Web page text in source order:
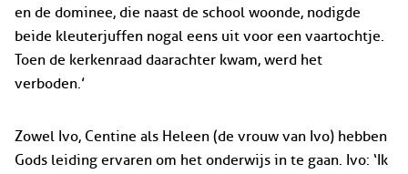
en de dominee, die naast de school woonde, nodigde
beide kleuterjuffen nogal eens uit voor een vaartochtje.
Toen de kerkenraad daarachter kwam, werd het
verboden.’
Zowel Ivo, Centine als Heleen (de vrouw van Ivo) hebben
Gods leiding ervaren om het onderwijs in te gaan. Ivo: ‘Ik